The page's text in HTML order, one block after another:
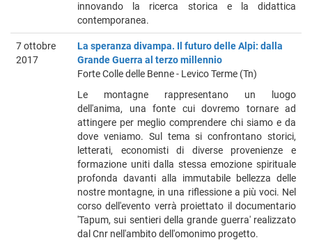
innovando la ricerca storica e la didattica
contemporanea.
7 ottobre
2017
La speranza divampa. Il futuro delle Alpi: dalla
Grande Guerra al terzo millennio
Forte Colle delle Benne - Levico Terme (Tn)
Le montagne rappresentano un luogo
dell'anima, una fonte cui dovremo tornare ad
attingere per meglio comprendere chi siamo e da
dove veniamo. Sul tema si confrontano storici,
letterati, economisti di diverse provenienze e
formazione uniti dalla stessa emozione spirituale
profonda davanti alla immutabile bellezza delle
nostre montagne, in una riflessione a più voci. Nel
corso dell'evento verrà proiettato il documentario
'Tapum, sui sentieri della grande guerra' realizzato
dal Cnr nell'ambito dell'omonimo progetto.